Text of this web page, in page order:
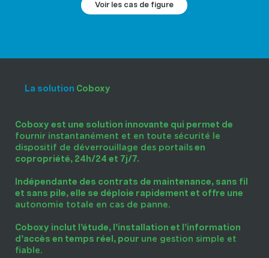
Voir les cas de figure
La solution Coboxy
Coboxy est une solution innovante qui permet de
fournir instantanément et en toute sécurité le
dispositif de déverrouillage des portails en
copropriété, 24h/24 et 7j/7.
Indépendante des contrats de maintenance, sans fil
et sans pile, elle se déploie rapidement et offre une
autonomie totale en cas de panne.
Coboxy inclut l’étude, l’installation et l’information
d’accès en temps réel, pour une gestion simple et
fiable.